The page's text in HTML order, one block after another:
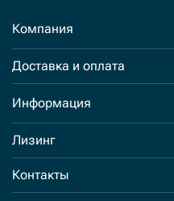
Компания
Доставка и оплата
Информация
Лизинг
Контакты